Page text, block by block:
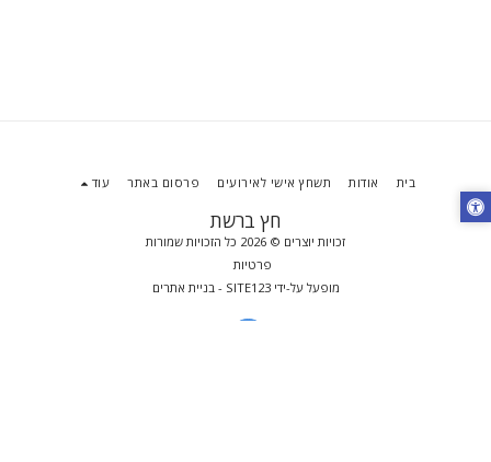
חץ ברשת
זכויות יוצרים © 2026 כל הזכויות שמורות
פרטיות
מופעל על-ידיSITE123
- בניית אתרים
בית אודות תשחץ אישי לאירועים פרסום באתר עוד